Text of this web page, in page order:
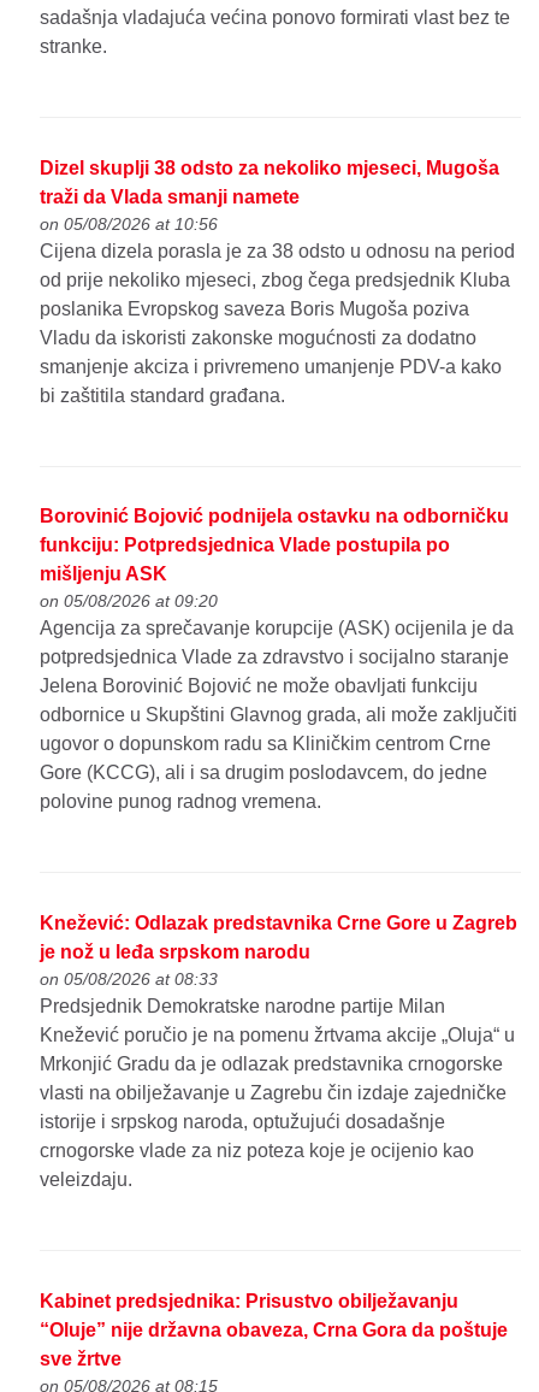
sadašnja vladajuća većina ponovo formirati vlast bez te
stranke.
Dizel skuplji 38 odsto za nekoliko mjeseci, Mugoša
traži da Vlada smanji namete
on 05/08/2026 at 10:56
Cijena dizela porasla je za 38 odsto u odnosu na period
od prije nekoliko mjeseci, zbog čega predsjednik Kluba
poslanika Evropskog saveza Boris Mugoša poziva
Vladu da iskoristi zakonske mogućnosti za dodatno
smanjenje akciza i privremeno umanjenje PDV-a kako
bi zaštitila standard građana.
Borovinić Bojović podnijela ostavku na odborničku
funkciju: Potpredsjednica Vlade postupila po
mišljenju ASK
on 05/08/2026 at 09:20
Agencija za sprečavanje korupcije (ASK) ocijenila je da
potpredsjednica Vlade za zdravstvo i socijalno staranje
Jelena Borovinić Bojović ne može obavljati funkciju
odbornice u Skupštini Glavnog grada, ali može zaključiti
ugovor o dopunskom radu sa Kliničkim centrom Crne
Gore (KCCG), ali i sa drugim poslodavcem, do jedne
polovine punog radnog vremena.
Knežević: Odlazak predstavnika Crne Gore u Zagreb
je nož u leđa srpskom narodu
on 05/08/2026 at 08:33
Predsjednik Demokratske narodne partije Milan
Knežević poručio je na pomenu žrtvama akcije „Oluja“ u
Mrkonjić Gradu da je odlazak predstavnika crnogorske
vlasti na obilježavanje u Zagrebu čin izdaje zajedničke
istorije i srpskog naroda, optužujući dosadašnje
crnogorske vlade za niz poteza koje je ocijenio kao
veleizdaju.
Kabinet predsjednika: Prisustvo obilježavanju
“Oluje” nije državna obaveza, Crna Gora da poštuje
sve žrtve
on 05/08/2026 at 08:15